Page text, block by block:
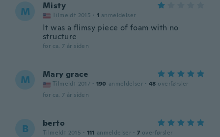
M Misty
Tilmeldt 2015 · 1 anmeldelser
It was a flimsy piece of foam with no
structure
for ca. 7 år siden
M Mary grace
Tilmeldt 2017 · 190 anmeldelser · 48 overførsler
for ca. 7 år siden
B berto
Tilmeldt 2015 · 111 anmeldelser · 7 overførsler